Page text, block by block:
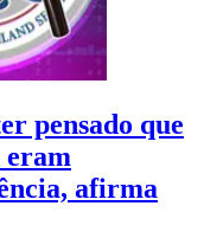
pensado que
eram
afirma